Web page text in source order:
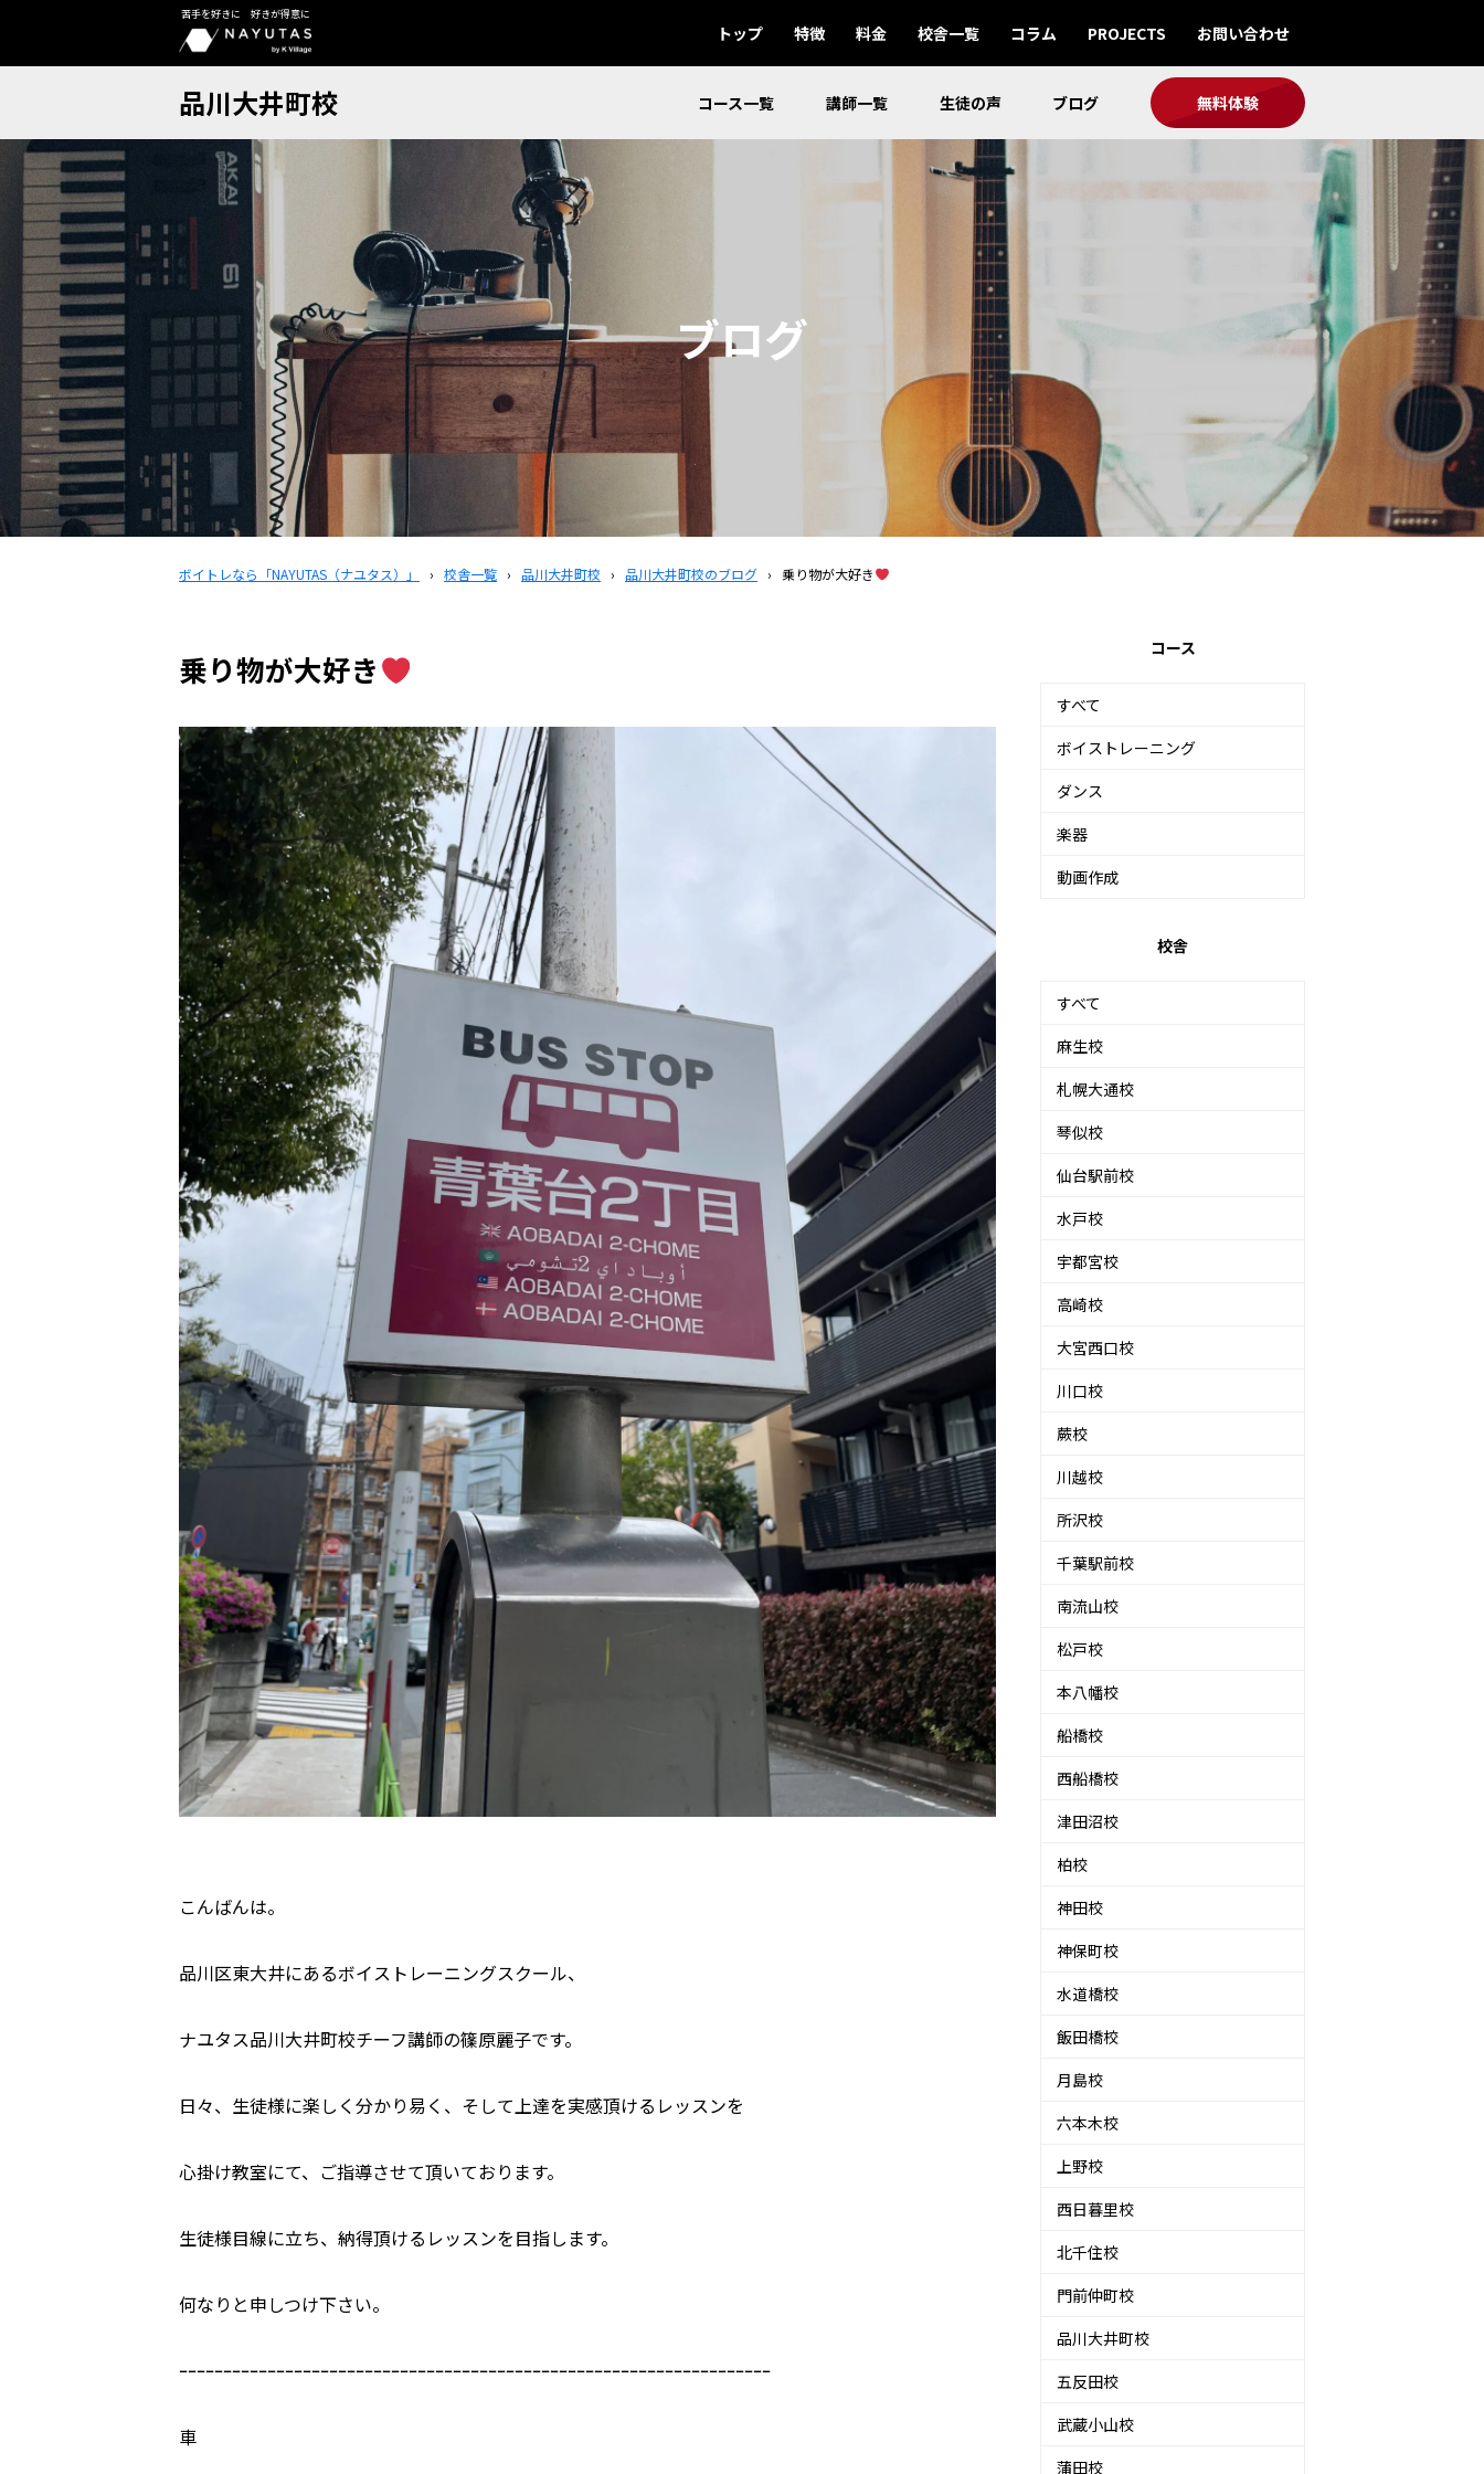
苦手を好きに 好きが得意に
トップ 特徴 料金 校舎一覧 コラム PROJECTS お問い合わせ
品川大井町校 コース一覧 講師一覧 生徒の声 ブログ 無料体験
ブログ
ボイトレなら「NAYUTAS（ナユタス）」 › 校舎一覧 › 品川大井町校 › 品川大井町校のブログ › 乗り物が大好き
乗り物が大好き
こんばんは。
品川区東大井にあるボイストレーニングスクール、
ナユタス品川大井町校チーフ講師の篠原麗子です。
日々、生徒様に楽しく分かり易く、そして上達を実感頂けるレッスンを
心掛け教室にて、ご指導させて頂いております。
生徒様目線に立ち、納得頂けるレッスンを目指します。
何なりと申しつけ下さい。
ｰｰｰｰｰｰｰｰｰｰｰｰｰｰｰｰｰｰｰｰｰｰｰｰｰｰｰｰｰｰｰｰｰｰｰｰｰｰｰｰｰｰｰｰｰｰｰｰｰｰｰｰｰｰｰｰｰｰｰｰｰｰｰｰｰｰｰ
車
コース
すべて
ボイストレーニング
ダンス
楽器
動画作成
校舎
すべて
麻生校
札幌大通校
琴似校
仙台駅前校
水戸校
宇都宮校
高崎校
大宮西口校
川口校
蕨校
川越校
所沢校
千葉駅前校
南流山校
松戸校
本八幡校
船橋校
西船橋校
津田沼校
柏校
神田校
神保町校
水道橋校
飯田橋校
月島校
六本木校
上野校
西日暮里校
北千住校
門前仲町校
品川大井町校
五反田校
武蔵小山校
蒲田校